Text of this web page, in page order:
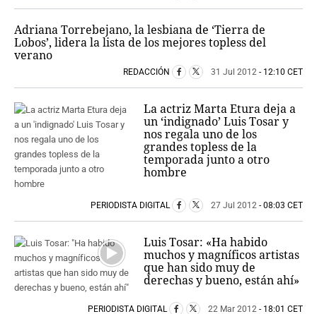
Adriana Torrebejano, la lesbiana de ‘Tierra de
Lobos’, lidera la lista de los mejores topless del
verano
REDACCIÓN 31 Jul 2012 - 12:10 CET
La actriz Marta Etura deja a
un ‘indignado’ Luis Tosar y
nos regala uno de los
grandes topless de la
temporada junto a otro
hombre
PERIODISTA DIGITAL 27 Jul 2012 - 08:03 CET
Luis Tosar: «Ha habido
muchos y magníficos artistas
que han sido muy de
derechas y bueno, están ahí»
PERIODISTA DIGITAL 22 Mar 2012 - 18:01 CET